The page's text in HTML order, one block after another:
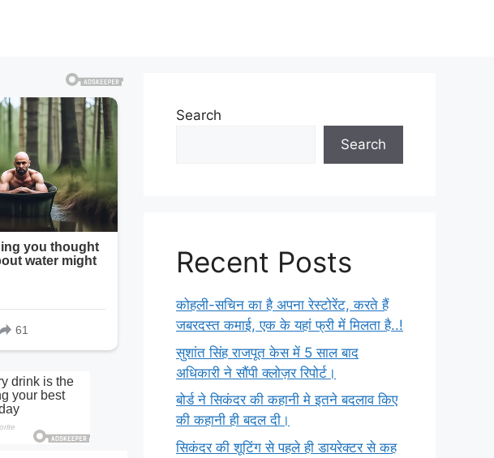
Search
Search
Recent Posts
कोहली-सचिन का है अपना रेस्टोरेंट, करते हैं
जबरदस्त कमाई, एक के यहां फ्री में मिलता है..!
सुशांत सिंह राजपूत केस में 5 साल बाद
अधिकारी ने सौंपी क्लोज़र रिपोर्ट।
बोर्ड ने सिकंदर की कहानी मे इतने बदलाव किए
की कहानी ही बदल दी।
सिकंदर की शूटिंग से पहले ही डायरेक्टर से कह